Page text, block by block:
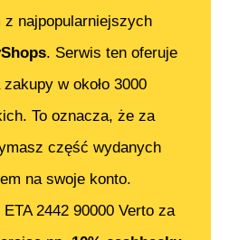
najpopularniejszych
. Serwis ten oferuje
w około 3000
To oznacza, że za
część wydanych
na swoje konto.
ETA 2442 90000 Verto za